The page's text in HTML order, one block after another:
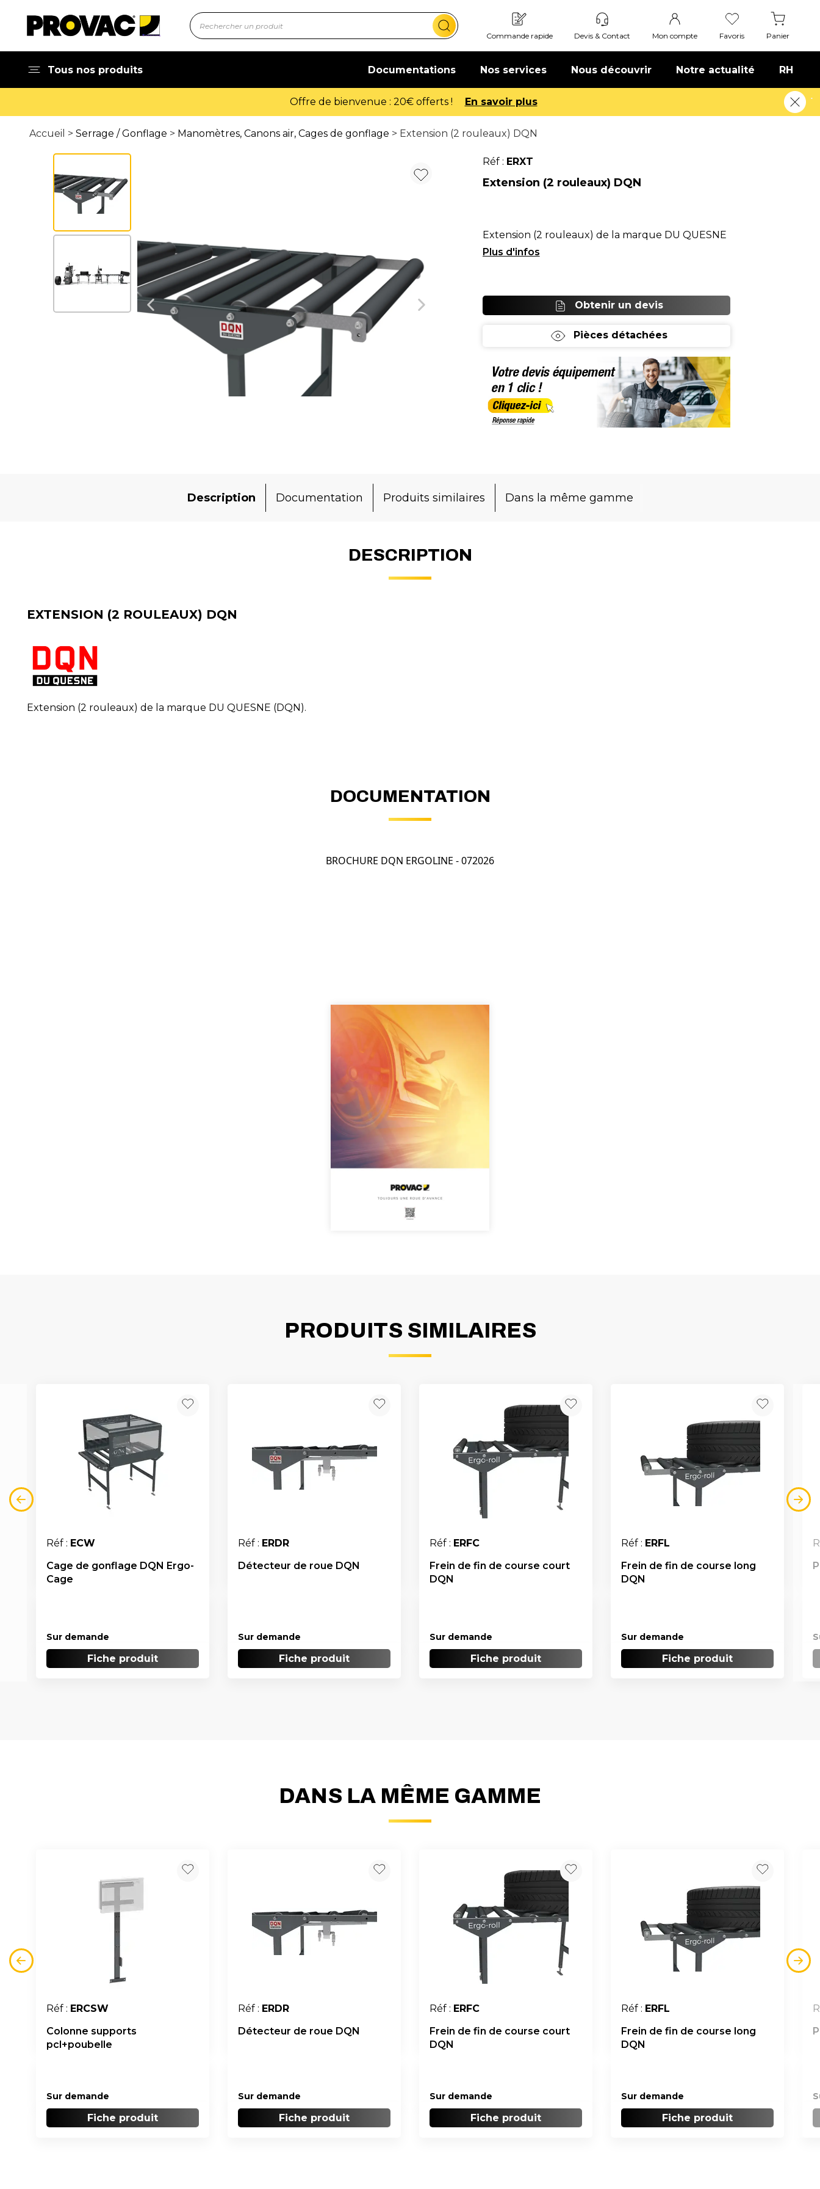
Commande rapide Devis & Contact Mon compte Favoris Panier
Tous nos produits Documentations Nos services Nous découvrir Notre actualité RH
Offre de bienvenue : 20€ offerts ! En savoir plus
Accueil > Serrage / Gonflage > Manomètres, Canons air, Cages de gonflage > Extension (2 rouleaux) DQN
Réf : ERXT
Extension (2 rouleaux) DQN
Extension (2 rouleaux) de la marque DU QUESNE
(DQN).
Obtenir un devis
Pièces détachées
Description Documentation Produits similaires Dans la même gamme
DESCRIPTION
EXTENSION (2 ROULEAUX) DQN
Extension (2 rouleaux) de la marque DU QUESNE (DQN).
DOCUMENTATION
BROCHURE DQN ERGOLINE - 072026
PRODUITS SIMILAIRES
Réf : ECW
Cage de gonflage DQN Ergo-
Cage
Sur demande
Fiche produit
Réf : ERDR
Détecteur de roue DQN
Sur demande
Fiche produit
Réf : ERFC
Frein de fin de course court
DQN
Sur demande
Fiche produit
Réf : ERFL
Frein de fin de course long
DQN
Sur demande
Fiche produit
DANS LA MÊME GAMME
Réf : ERCSW
Colonne supports
pcl+poubelle
Sur demande
Fiche produit
Réf : ERDR
Détecteur de roue DQN
Sur demande
Fiche produit
Réf : ERFC
Frein de fin de course court
DQN
Sur demande
Fiche produit
Réf : ERFL
Frein de fin de course long
DQN
Sur demande
Fiche produit